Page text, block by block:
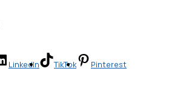
LinkedIn TikTok Pinterest